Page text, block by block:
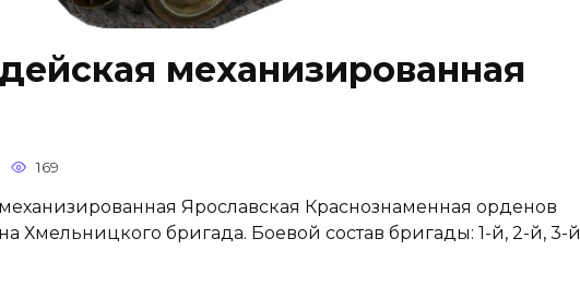
механизированная
169
Ярославская Краснознаменная орденов
Хмельницкого бригада. Боевой состав бригады: 1-й, 2-й, 3-й